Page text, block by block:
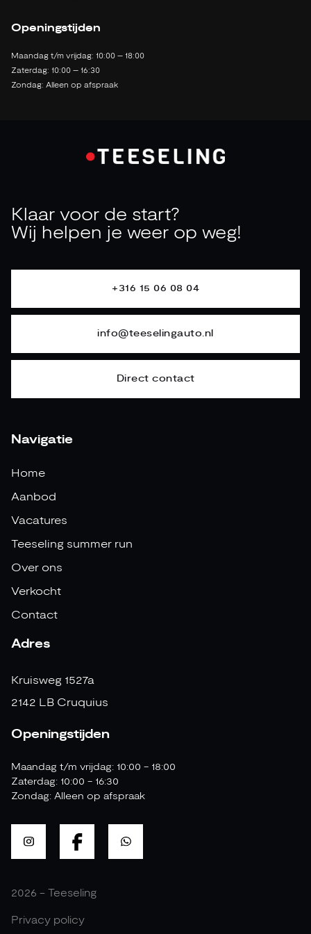
Openingstijden
Maandag t/m vrijdag: 10:00 – 18:00
Zaterdag: 10:00 – 16:30
Zondag: Alleen op afspraak
Klaar voor de start?
Wij helpen je weer op weg!
+316 15 06 08 04
info@teeselingauto.nl
Direct contact
Navigatie
Home
Aanbod
Vacatures
Teeseling summer run
Over ons
Verkocht
Contact
Adres
Kruisweg 1527a
2142 LB Cruquius
Openingstijden
Maandag t/m vrijdag: 10:00 - 18:00
Zaterdag: 10:00 - 16:30
Zondag: Alleen op afspraak
2026 - Teeseling
Privacy policy